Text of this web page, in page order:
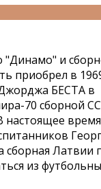
"Динамо" и
приобрел в
БЕСТА в
70 сборной
настоящее
Латвии
из